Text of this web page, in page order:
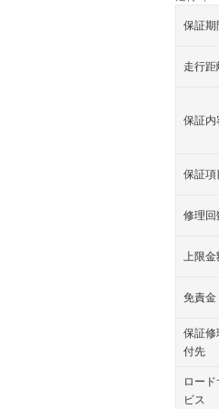
保証期
走行距
保証内
保証項
修理回
上限
免責金
保証修
付先
ロード
ビス